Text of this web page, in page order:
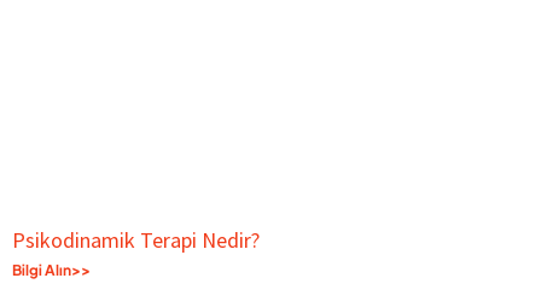
Psikodinamik Terapi Nedir?
Bilgi Alın>>